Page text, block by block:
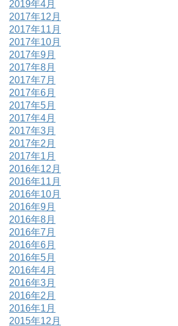
2019年4月
2017年12月
2017年11月
2017年10月
2017年9月
2017年8月
2017年7月
2017年6月
2017年5月
2017年4月
2017年3月
2017年2月
2017年1月
2016年12月
2016年11月
2016年10月
2016年9月
2016年8月
2016年7月
2016年6月
2016年5月
2016年4月
2016年3月
2016年2月
2016年1月
2015年12月